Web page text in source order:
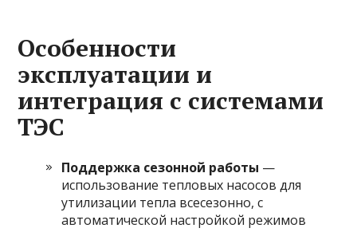
Особенности
эксплуатации и
интеграция с системами
ТЭС
Поддержка сезонной работы —
использование тепловых насосов для
утилизации тепла всесезонно, с
автоматической настройкой режимов